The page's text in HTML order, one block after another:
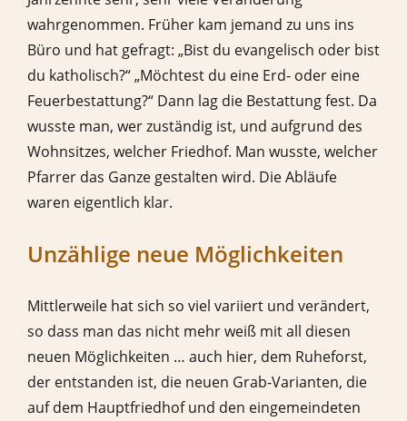
wahrgenommen. Früher kam jemand zu uns ins
Büro und hat gefragt: „Bist du evangelisch oder bist
du katholisch?“ „Möchtest du eine Erd- oder eine
Feuerbestattung?“ Dann lag die Bestattung fest. Da
wusste man, wer zuständig ist, und aufgrund des
Wohnsitzes, welcher Friedhof. Man wusste, welcher
Pfarrer das Ganze gestalten wird. Die Abläufe
waren eigentlich klar.
Unzählige neue Möglichkeiten
Mittlerweile hat sich so viel variiert und verändert,
so dass man das nicht mehr weiß mit all diesen
neuen Möglichkeiten … auch hier, dem Ruheforst,
der entstanden ist, die neuen Grab-Varianten, die
auf dem Hauptfriedhof und den eingemeindeten